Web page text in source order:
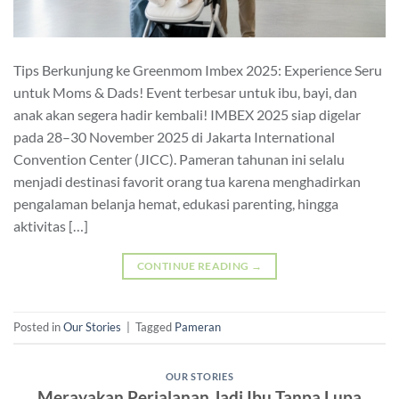
Tips Berkunjung ke Greenmom Imbex 2025: Experience Seru
untuk Moms & Dads! Event terbesar untuk ibu, bayi, dan
anak akan segera hadir kembali! IMBEX 2025 siap digelar
pada 28–30 November 2025 di Jakarta International
Convention Center (JICC). Pameran tahunan ini selalu
menjadi destinasi favorit orang tua karena menghadirkan
pengalaman belanja hemat, edukasi parenting, hingga
aktivitas […]
CONTINUE READING →
Posted inOur Stories Tagged Pameran
OUR STORIES